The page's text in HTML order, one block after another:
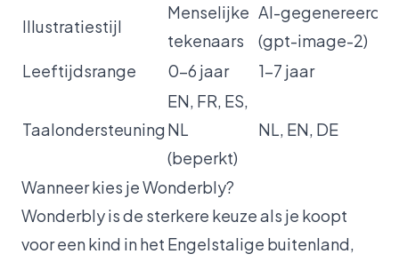
Illustratiestijl
Menselijke
tekenaars
AI-gegenereerd
(gpt-image-2)
Leeftijdsrange
0-6 jaar 1-7 jaar
Taalondersteuning
EN, FR, ES,
NL
(beperkt)
NL, EN, DE
Wanneer kies je Wonderbly?
Wonderbly is de sterkere keuze als je koopt
voor een kind in het Engelstalige buitenland,